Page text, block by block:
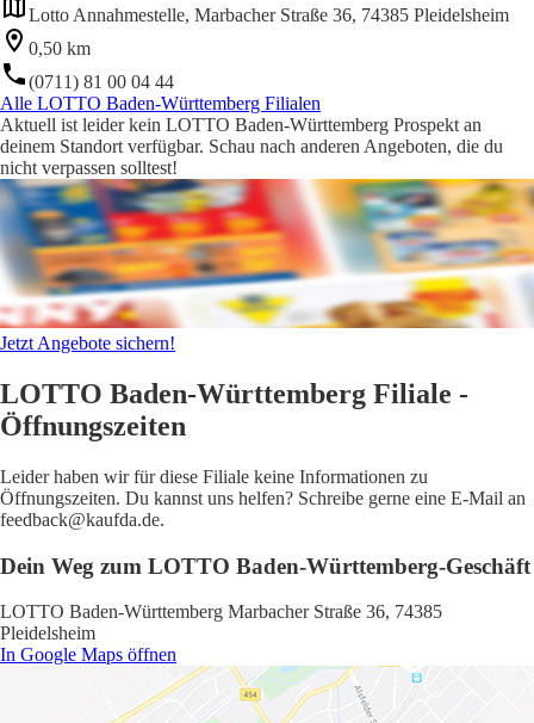
Lotto Annahmestelle, Marbacher Straße 36, 74385 Pleidelsheim
0,50 km
(0711) 81 00 04 44
Alle LOTTO Baden-Württemberg Filialen
Aktuell ist leider kein LOTTO Baden-Württemberg Prospekt an
deinem Standort verfügbar. Schau nach anderen Angeboten, die du
nicht verpassen solltest!
Jetzt Angebote sichern!
LOTTO Baden-Württemberg Filiale -
Öffnungszeiten
Leider haben wir für diese Filiale keine Informationen zu
Öffnungszeiten. Du kannst uns helfen? Schreibe gerne eine E-Mail an
feedback@kaufda.de.
Dein Weg zum LOTTO Baden-Württemberg-Geschäft
LOTTO Baden-Württemberg Marbacher Straße 36, 74385
Pleidelsheim
In Google Maps öffnen